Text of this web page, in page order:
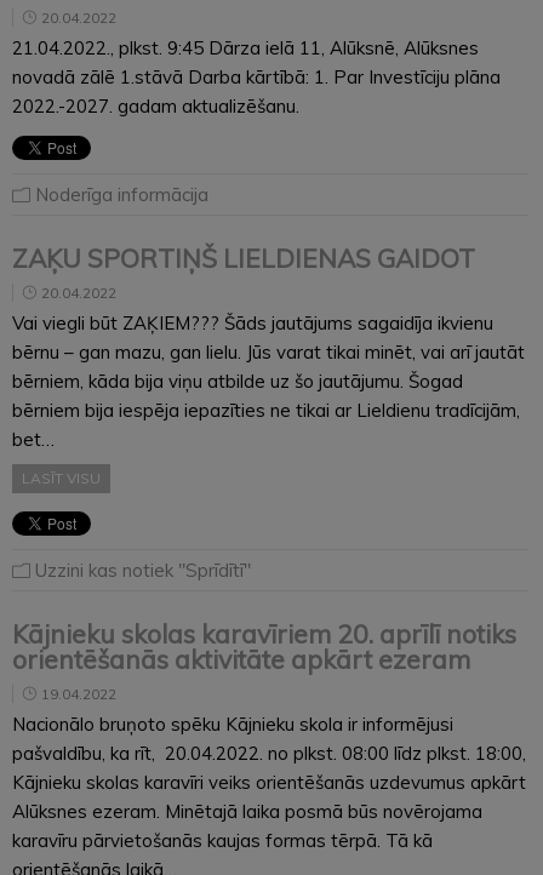
20.04.2022
21.04.2022., plkst. 9:45 Dārza ielā 11, Alūksnē, Alūksnes
novadā zālē 1.stāvā Darba kārtībā: 1. Par Investīciju plāna
2022.-2027. gadam aktualizēšanu.
Noderīga informācija
ZAĶU SPORTIŅŠ LIELDIENAS GAIDOT
20.04.2022
Vai viegli būt ZAĶIEM??? Šāds jautājums sagaidīja ikvienu
bērnu – gan mazu, gan lielu. Jūs varat tikai minēt, vai arī jautāt
bērniem, kāda bija viņu atbilde uz šo jautājumu. Šogad
bērniem bija iespēja iepazīties ne tikai ar Lieldienu tradīcijām,
bet…
LASĪT VISU
Uzzini kas notiek "Sprīdītī"
Kājnieku skolas karavīriem 20. aprīlī notiks
orientēšanās aktivitāte apkārt ezeram
19.04.2022
Nacionālo bruņoto spēku Kājnieku skola ir informējusi
pašvaldību, ka rīt, 20.04.2022. no plkst. 08:00 līdz plkst. 18:00,
Kājnieku skolas karavīri veiks orientēšanās uzdevumus apkārt
Alūksnes ezeram. Minētajā laika posmā būs novērojama
karavīru pārvietošanās kaujas formas tērpā. Tā kā
orientēšanās laikā…